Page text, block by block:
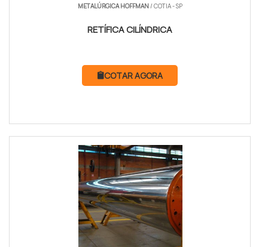
METALÚRGICA HOFFMAN/ COTIA - SP
RETÍFICA CILÍNDRICA
COTAR AGORA